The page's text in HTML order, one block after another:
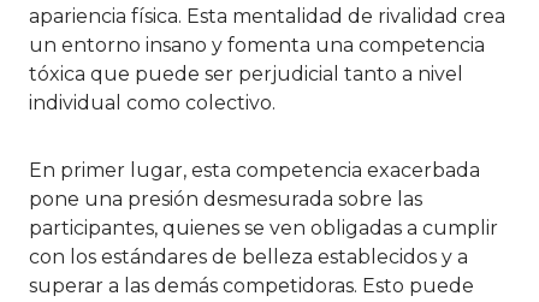
apariencia física. Esta mentalidad de rivalidad crea
un entorno insano y fomenta una competencia
tóxica que puede ser perjudicial tanto a nivel
individual como colectivo.
En primer lugar, esta competencia exacerbada
pone una presión desmesurada sobre las
participantes, quienes se ven obligadas a cumplir
con los estándares de belleza establecidos y a
superar a las demás competidoras. Esto puede